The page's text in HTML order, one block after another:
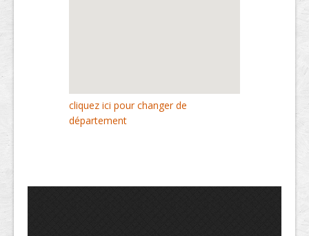
cliquez ici pour changer de
département